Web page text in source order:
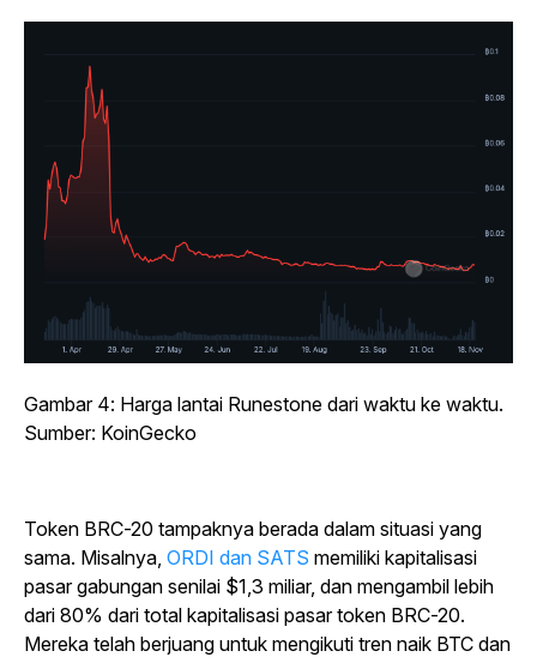
Gambar 4: Harga lantai Runestone dari waktu ke waktu.
Sumber: KoinGecko
Token BRC-20 tampaknya berada dalam situasi yang
sama. Misalnya, ORDI dan SATS memiliki kapitalisasi
pasar gabungan senilai $1,3 miliar, dan mengambil lebih
dari 80% dari total kapitalisasi pasar token BRC-20.
Mereka telah berjuang untuk mengikuti tren naik BTC dan